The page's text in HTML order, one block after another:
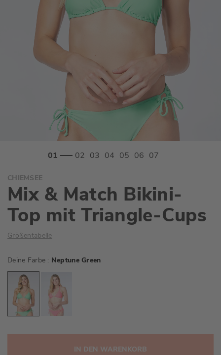
Anfang
der
Bildgalerie
springen
CHIEMSEE
Mix & Match Bikini-
Top mit Triangle-Cups
Größentabelle
Deine Farbe Neptune Green
IN DEN WARENKORB